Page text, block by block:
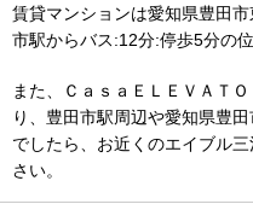
賃貸マンションは愛知県豊田
市駅からバス:12分:停歩5分の
また、ＣａｓａＥＬＥＶＡＴ
り、豊田市駅周辺や愛知県豊
でしたら、お近くのエイブル
さい。